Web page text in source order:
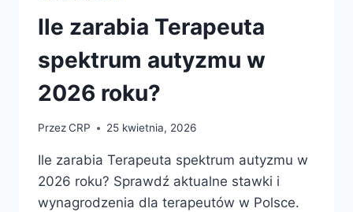
Ile zarabia Terapeuta
spektrum autyzmu w
2026 roku?
PrzezCRP 25 kwietnia, 2026
Ile zarabia Terapeuta spektrum autyzmu w
2026 roku? Sprawdź aktualne stawki i
wynagrodzenia dla terapeutów w Polsce.